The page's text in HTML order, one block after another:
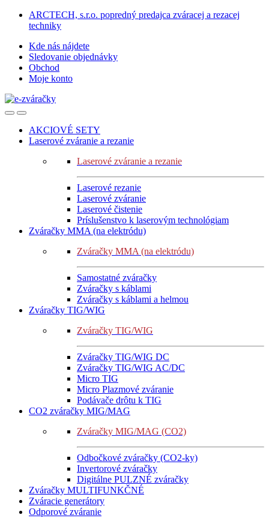
Skip
Skip
ARCTECH, s.r.o. popredný predajca zváracej a rezacej
techniky
Kde nás nájdete
Sledovanie objednávky
Obchod
Moje konto
AKCIOVÉ SETY
Laserové zváranie a rezanie
Laserové zváranie a rezanie
Laserové rezanie
Laserové zváranie
Laserové čistenie
Príslušenstvo k laserovým technológiam
Zváračky MMA (na elektródu)
Zváračky MMA (na elektródu)
Samostatné zváračky
Zváračky s káblami
Zváračky s káblami a helmou
Zváračky TIG/WIG
Zváračky TIG/WIG
Zváračky TIG/WIG DC
Zváračky TIG/WIG AC/DC
Micro TIG
Micro Plazmové zváranie
Podávače drôtu k TIG
CO2 zváračky MIG/MAG
Zváračky MIG/MAG (CO2)
Odbočkové zváračky (CO2-ky)
Invertorové zváračky
Digitálne PULZNÉ zváračky
Zváračky MULTIFUNKČNÉ
Zváracie generátory
Odporové zváranie